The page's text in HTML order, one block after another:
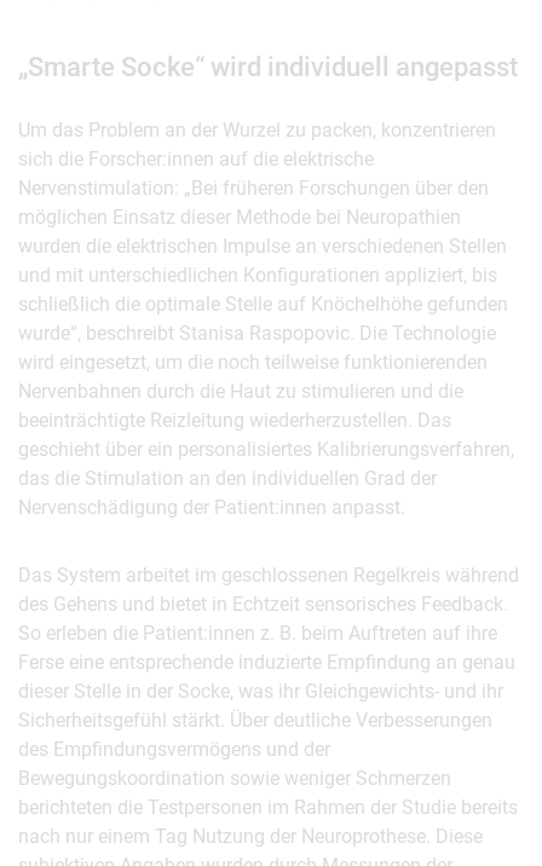
„Smarte Socke“ wird individuell angepasst
Um das Problem an der Wurzel zu packen, konzentrieren
sich die Forscher:innen auf die elektrische
Nervenstimulation: „Bei früheren Forschungen über den
möglichen Einsatz dieser Methode bei Neuropathien
wurden die elektrischen Impulse an verschiedenen Stellen
und mit unterschiedlichen Konfigurationen appliziert, bis
schließlich die optimale Stelle auf Knöchelhöhe gefunden
wurde“, beschreibt Stanisa Raspopovic. Die Technologie
wird eingesetzt, um die noch teilweise funktionierenden
Nervenbahnen durch die Haut zu stimulieren und die
beeinträchtigte Reizleitung wiederherzustellen. Das
geschieht über ein personalisiertes Kalibrierungsverfahren,
das die Stimulation an den individuellen Grad der
Nervenschädigung der Patient:innen anpasst.
Das System arbeitet im geschlossenen Regelkreis während
des Gehens und bietet in Echtzeit sensorisches Feedback.
So erleben die Patient:innen z. B. beim Auftreten auf ihre
Ferse eine entsprechende induzierte Empfindung an genau
dieser Stelle in der Socke, was ihr Gleichgewichts- und ihr
Sicherheitsgefühl stärkt. Über deutliche Verbesserungen
des Empfindungsvermögens und der
Bewegungskoordination sowie weniger Schmerzen
berichteten die Testpersonen im Rahmen der Studie bereits
nach nur einem Tag Nutzung der Neuroprothese. Diese